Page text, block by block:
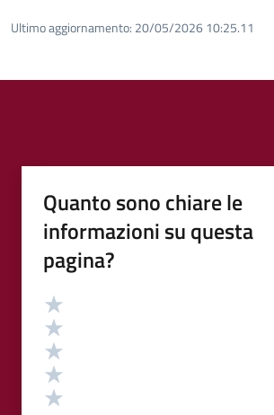
Ultimo aggiornamento: 20/05/2026 10:25.11
Quanto sono chiare le
informazioni su questa
pagina?
Valutazione